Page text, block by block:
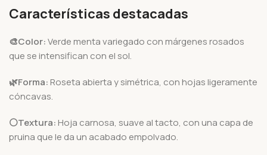
Características destacadas
🎨Color:Verde menta variegado con márgenes rosados
que se intensifican con el sol.
🌿Forma: Roseta abierta y simétrica, con hojas ligeramente
cóncavas.
⚪Textura: Hoja carnosa, suave al tacto, con una capa de
pruina que le da un acabado empolvado.